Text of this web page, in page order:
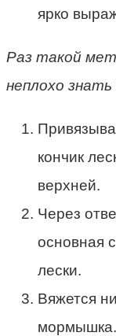
ярко
Раз такой
неплохо знать
кончик
верхней.
Через
основная
лески.
Вяжется